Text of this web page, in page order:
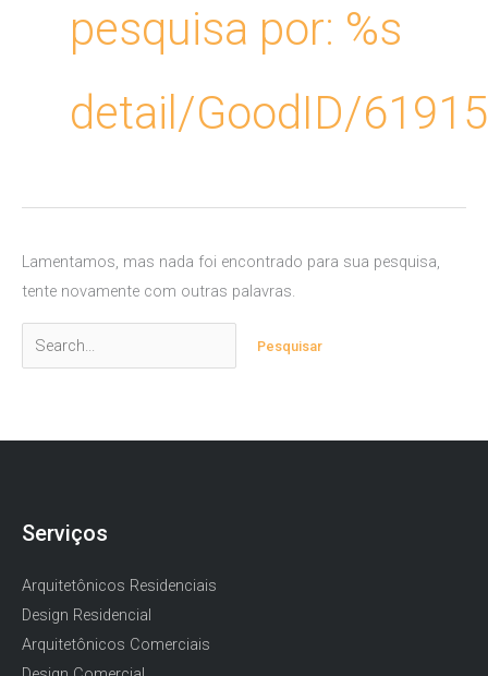
pesquisa por: %s
detail/GoodID/
Lamentamos, mas nada foi encontrado para sua pesquisa,
tente novamente com outras palavras.
Pesquisar
por:
Serviços
Arquitetônicos Residenciais
Design Residencial
Arquitetônicos Comerciais